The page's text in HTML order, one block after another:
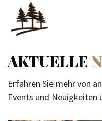
AKTUELLE
Erfahren Sie mehr von
Events und Neuigkeiten